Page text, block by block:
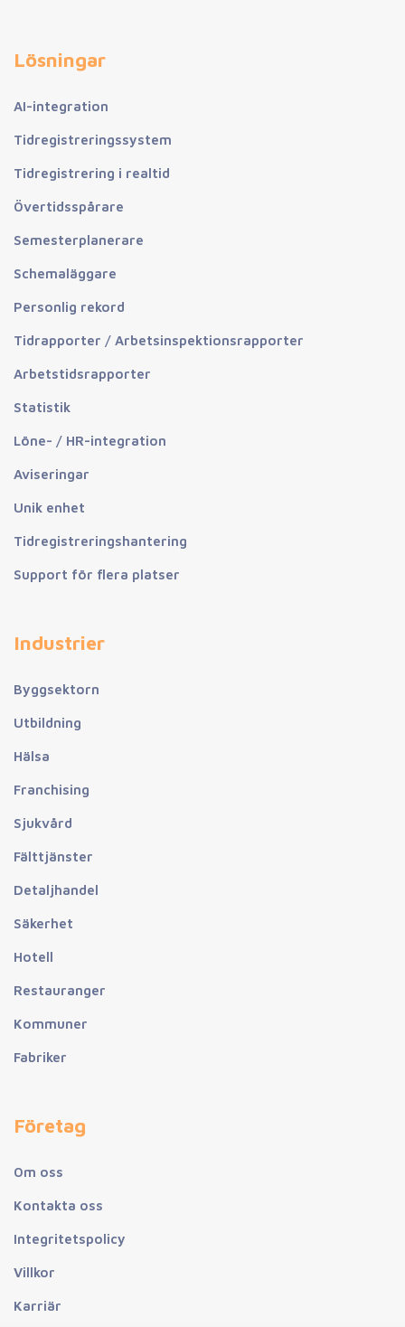
Lösningar
AI-integration
Tidregistreringssystem
Tidregistrering i realtid
Övertidsspårare
Semesterplanerare
Schemaläggare
Personlig rekord
Tidrapporter / Arbetsinspektionsrapporter
Arbetstidsrapporter
Statistik
Löne- / HR-integration
Aviseringar
Unik enhet
Tidregistreringshantering
Support för flera platser
Industrier
Byggsektorn
Utbildning
Hälsa
Franchising
Sjukvård
Fälttjänster
Detaljhandel
Säkerhet
Hotell
Restauranger
Kommuner
Fabriker
Företag
Om oss
Kontakta oss
Integritetspolicy
Villkor
Karriär